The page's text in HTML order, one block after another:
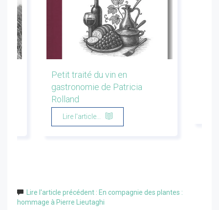
Petit traité du vin en
gastronomie de Patricia
Rolland
Lire l'article...
Lire l'article précédent : En compagnie des plantes :
hommage à Pierre Lieutaghi